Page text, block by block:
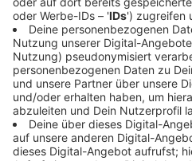
Moderne Ausstattung
Technologien
Anzeige
Nach rund einem Jahr
Zustellstützpunkt in Bocholt